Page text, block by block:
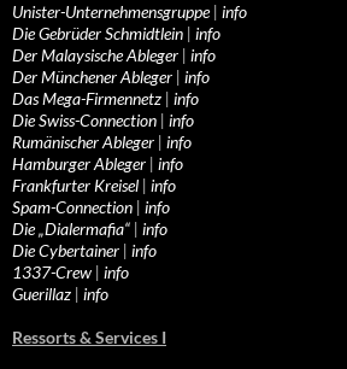
Unister-Unternehmensgruppe| info
Die Gebrüder Schmidtlein | info
Der Malaysische Ableger | info
Der Münchener Ableger | info
Das Mega-Firmennetz | info
Die Swiss-Connection | info
Rumänischer Ableger | info
Hamburger Ableger | info
Frankfurter Kreisel | info
Spam-Connection | info
Die „Dialermafia“ | info
Die Cybertainer | info
1337-Crew | info
Guerillaz | info
Ressorts & Services I